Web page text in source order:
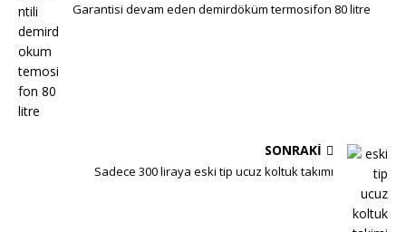
Garantisi devam eden demirdöküm termosifon 80 litre
SONRAKI
Sadece 300 liraya eski tip ucuz koltuk takımı